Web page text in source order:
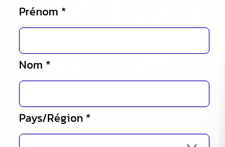
Prénom *
Nom *
Pays/Région *